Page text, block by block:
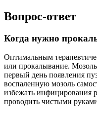
Вопрос-ответ
Когда нужно
Оптимальным
или прокалывание.
первый день появления
воспаленную мозоль
избежать инфицирования
проводить чистыми